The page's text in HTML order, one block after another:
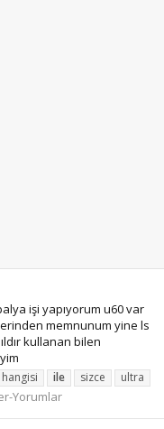
işi yapıyorum u60 var
memnunum yine ls
kullanan bilen
hangisi ile sizce ultra
Yorumlar